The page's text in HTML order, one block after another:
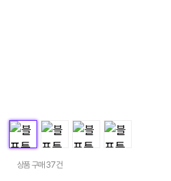
상품 구매 37건